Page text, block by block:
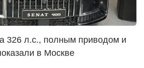
326 л.с., полным приводом и
в Москве